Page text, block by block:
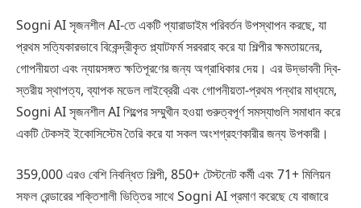
Sogni AI সৃজনশীল AI-তে একটি প্যারাডাইম পরিবর্তন উপস্থাপন করছে, যা
প্রথম সত্যিকারভাবে বিকেন্দ্রীকৃত প্ল্যাটফর্ম সরবরাহ করে যা শিল্পীর ক্ষমতায়নের,
গোপনীয়তা এবং ন্যায়সঙ্গত ক্ষতিপূরণের জন্য অগ্রাধিকার দেয়। এর উদ্ভাবনী দ্বি-
স্তরীয় স্থাপত্য, ব্যাপক মডেল লাইব্রেরী এবং গোপনীয়তা-প্রথম পন্থার মাধ্যমে,
Sogni AI সৃজনশীল AI শিল্পের সম্মুখীন হওয়া গুরুত্বপূর্ণ সমস্যাগুলি সমাধান করে
একটি টেকসই ইকোসিস্টেম তৈরি করে যা সকল অংশগ্রহণকারীর জন্য উপকারী।
359,000 এরও বেশি নিবন্ধিত শিল্পী, 850+ টেস্টনেট কর্মী এবং 71+ মিলিয়ন
সফল রেন্ডারের শক্তিশালী ভিত্তির সাথে Sogni AI প্রমাণ করেছে যে বাজারে